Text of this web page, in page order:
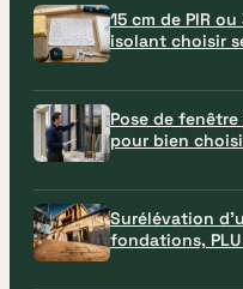
15 cm de PIR
isolant choisir
Pose de
pour bien
Surélévation
fondations,
le chantier